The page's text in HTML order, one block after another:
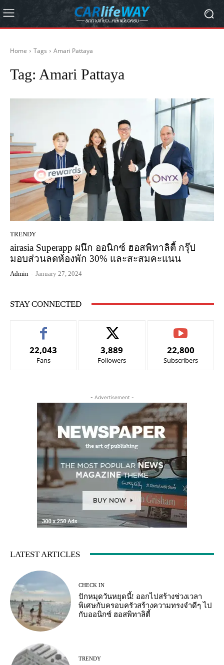
Home Tags Amari Pattaya
Tag: Amari Pattaya
TRENDY
airasia Superapp ผนึก ออนิกซ์ ฮอสพิทาลิตี้ กรุ๊ป
มอบส่วนลดห้องพัก 30% และสะสมคะแนน
Admin - January 27, 2024
STAY CONNECTED
22,043
Fans
3,889
Followers
22,800
Subscribers
- Advertisement -
LATEST ARTICLES
CHECK IN
ปักหมุดวันหยุดนี้! ออกไปสร้างช่วงเวลา
พิเศษกับครอบครัวสร้างความทรงจำดีๆ ไป
กับออนิกซ์ ฮอสพิทาลิตี้
TRENDY